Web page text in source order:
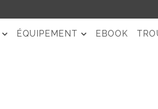
ÉQUIPEMENT EBOOK